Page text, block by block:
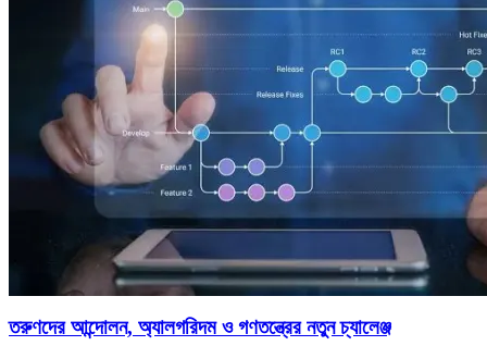
তরুণদের আন্দোলন, অ্যালগরিদম ও গণতন্ত্রের নতুন চ্যালেঞ্জ